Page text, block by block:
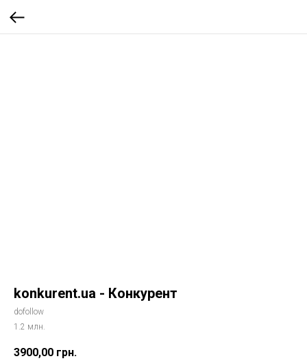
konkurent.ua - Конкурент
dofollow
1.2 млн.
3900,00 грн.